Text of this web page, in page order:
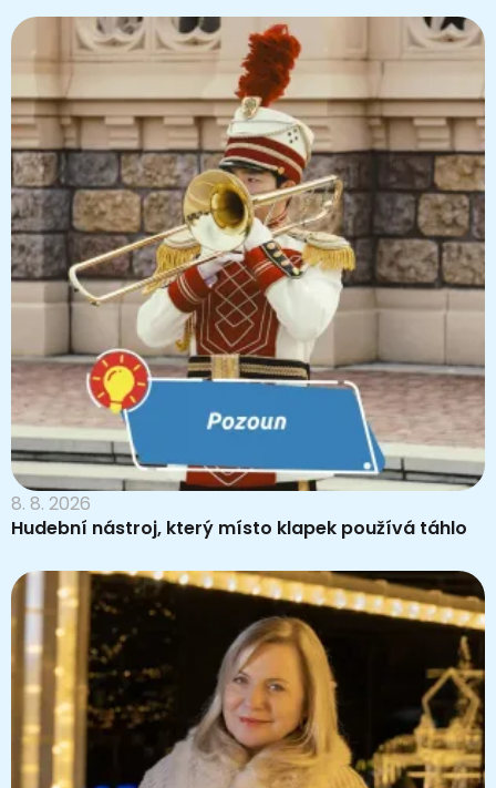
8. 8. 2026
Hudební nástroj, který místo klapek používá táhlo